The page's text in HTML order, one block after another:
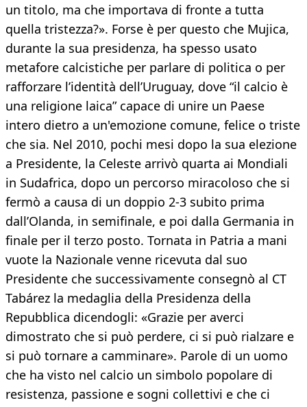
un titolo, ma che importava di fronte a tutta
quella tristezza?». Forse è per questo che Mujica,
durante la sua presidenza, ha spesso usato
metafore calcistiche per parlare di politica o per
rafforzare l’identità dell’Uruguay, dove “il calcio è
una religione laica” capace di unire un Paese
intero dietro a un'emozione comune, felice o triste
che sia. Nel 2010, pochi mesi dopo la sua elezione
a Presidente, la Celeste arrivò quarta ai Mondiali
in Sudafrica, dopo un percorso miracoloso che si
fermò a causa di un doppio 2-3 subito prima
dall’Olanda, in semifinale, e poi dalla Germania in
finale per il terzo posto. Tornata in Patria a mani
vuote la Nazionale venne ricevuta dal suo
Presidente che successivamente consegnò al CT
Tabárez la medaglia della Presidenza della
Repubblica dicendogli: «Grazie per averci
dimostrato che si può perdere, ci si può rialzare e
si può tornare a camminare». Parole di un uomo
che ha visto nel calcio un simbolo popolare di
resistenza, passione e sogni collettivi e che ci